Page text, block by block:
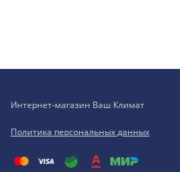
Интернет-магазин Ваш Климат
Политика персональных данных